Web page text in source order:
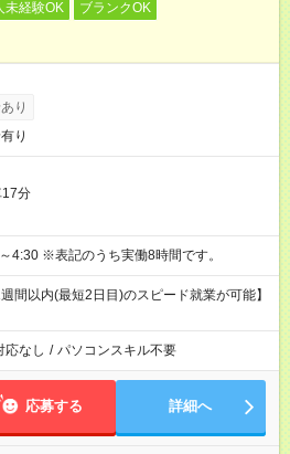
未経験OK
ブランクOK
り
り
17分
7:30～16:30 19:30～4:30 ※表記のうち実働8時間です。
間以内(最短2日目)のスピード就業が可能】
応なし / パソコンスキル不要
応募する 詳細へ